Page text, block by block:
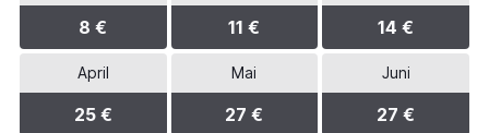
8 € 11 € 14 €
April
25 €
Mai
27 €
Juni
27 €